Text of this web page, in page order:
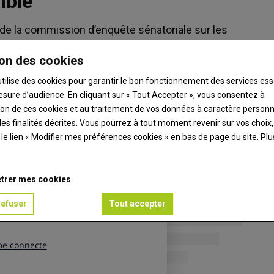
la commission d’enquête sénatoriale sur les
Que Choisir Ensemble publie une étude
renchérit considérablement le prix des
des cookies
des cookies pour garantir le bon fonctionnement des services
d’audience. En cliquant sur « Tout Accepter », vous consentez à
de ces cookies et au traitement de vos données à caractère
finalités décrites. Vous pourrez à tout moment revenir sur vos
lien « Modifier mes préférences cookies » en bas de page du site.
mes cookies
Tout accepter